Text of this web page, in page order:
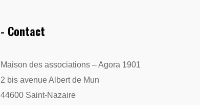
- Contact
Maison des associations – Agora 1901
2 bis avenue Albert de Mun
44600 Saint-Nazaire